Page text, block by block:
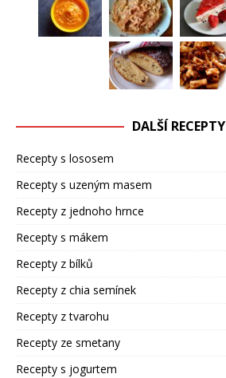
DALŠÍ RECEPTY
Recepty s lososem
Recepty s uzeným masem
Recepty z jednoho hrnce
Recepty s mákem
Recepty z bílků
Recepty z chia semínek
Recepty z tvarohu
Recepty ze smetany
Recepty s jogurtem